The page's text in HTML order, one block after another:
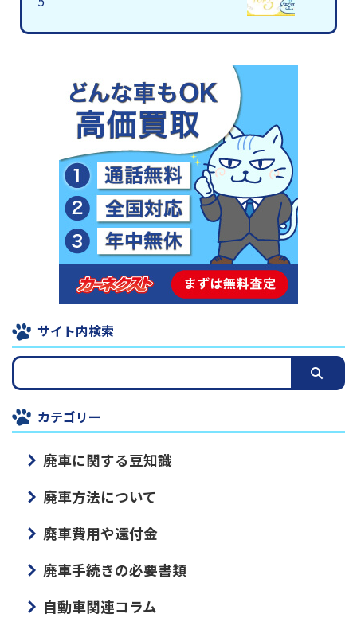
サイト内検索
カテゴリー
廃車に関する豆知識
廃車方法について
廃車費用や還付金
廃車手続きの必要書類
自動車関連コラム